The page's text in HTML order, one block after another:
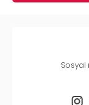
Sosyal